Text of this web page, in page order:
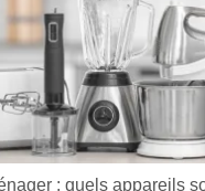
: quels appareils